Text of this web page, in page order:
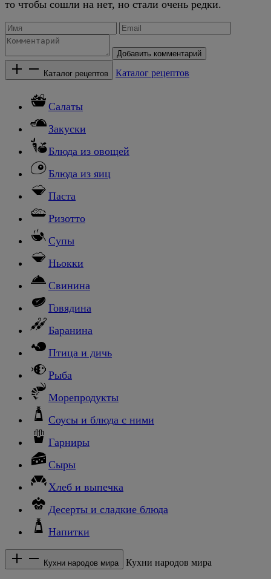
то чтобы сошли на нет, но стали очень редки.
Добавить комментарий
Каталог рецептов Каталог рецептов
Салаты
Закуски
Блюда из овощей
Блюда из яиц
Паста
Ризотто
Супы
Ньокки
Свинина
Говядина
Баранина
Птица и дичь
Рыба
Морепродукты
Соусы и блюда с ними
Гарниры
Сыры
Хлеб и выпечка
Десерты и сладкие блюда
Напитки
Кухни народов мира Кухни народов мира